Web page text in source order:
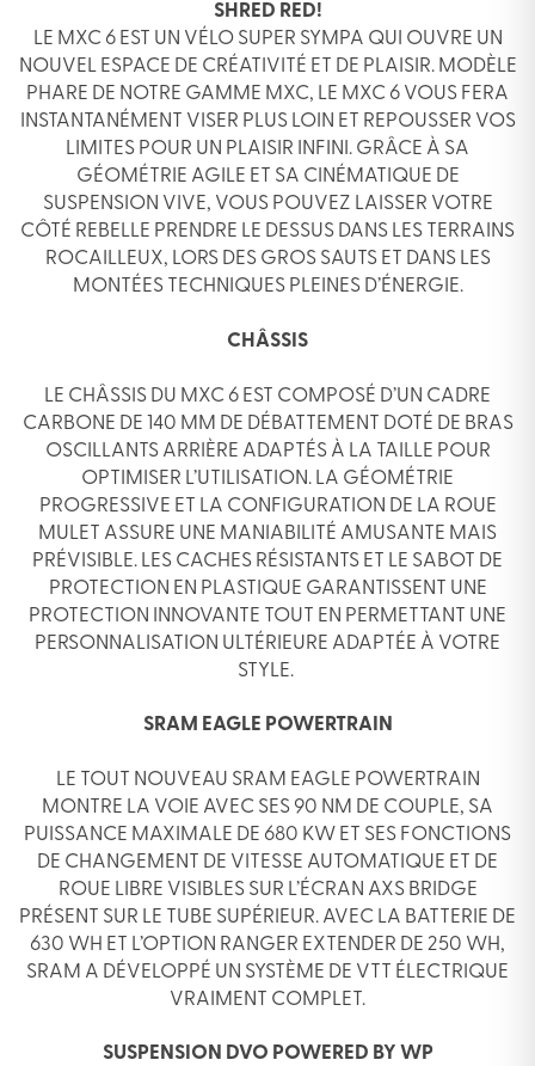
SHRED RED!
LE MXC 6 EST UN VÉLO SUPER SYMPA QUI OUVRE UN
NOUVEL ESPACE DE CRÉATIVITÉ ET DE PLAISIR. MODÈLE
PHARE DE NOTRE GAMME MXC, LE MXC 6 VOUS FERA
INSTANTANÉMENT VISER PLUS LOIN ET REPOUSSER VOS
LIMITES POUR UN PLAISIR INFINI. GRÂCE À SA
GÉOMÉTRIE AGILE ET SA CINÉMATIQUE DE
SUSPENSION VIVE, VOUS POUVEZ LAISSER VOTRE
CÔTÉ REBELLE PRENDRE LE DESSUS DANS LES TERRAINS
ROCAILLEUX, LORS DES GROS SAUTS ET DANS LES
MONTÉES TECHNIQUES PLEINES D’ÉNERGIE.
CHÂSSIS
LE CHÂSSIS DU MXC 6 EST COMPOSÉ D’UN CADRE
CARBONE DE 140 MM DE DÉBATTEMENT DOTÉ DE BRAS
OSCILLANTS ARRIÈRE ADAPTÉS À LA TAILLE POUR
OPTIMISER L’UTILISATION. LA GÉOMÉTRIE
PROGRESSIVE ET LA CONFIGURATION DE LA ROUE
MULET ASSURE UNE MANIABILITÉ AMUSANTE MAIS
PRÉVISIBLE. LES CACHES RÉSISTANTS ET LE SABOT DE
PROTECTION EN PLASTIQUE GARANTISSENT UNE
PROTECTION INNOVANTE TOUT EN PERMETTANT UNE
PERSONNALISATION ULTÉRIEURE ADAPTÉE À VOTRE
STYLE.
SRAM EAGLE POWERTRAIN
LE TOUT NOUVEAU SRAM EAGLE POWERTRAIN
MONTRE LA VOIE AVEC SES 90 NM DE COUPLE, SA
PUISSANCE MAXIMALE DE 680 KW ET SES FONCTIONS
DE CHANGEMENT DE VITESSE AUTOMATIQUE ET DE
ROUE LIBRE VISIBLES SUR L’ÉCRAN AXS BRIDGE
PRÉSENT SUR LE TUBE SUPÉRIEUR. AVEC LA BATTERIE DE
630 WH ET L’OPTION RANGER EXTENDER DE 250 WH,
SRAM A DÉVELOPPÉ UN SYSTÈME DE VTT ÉLECTRIQUE
VRAIMENT COMPLET.
SUSPENSION DVO POWERED BY WP